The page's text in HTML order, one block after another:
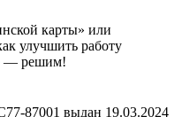
карты» или
улучшить работу
— решим!
87001 выдан 19.03.2024